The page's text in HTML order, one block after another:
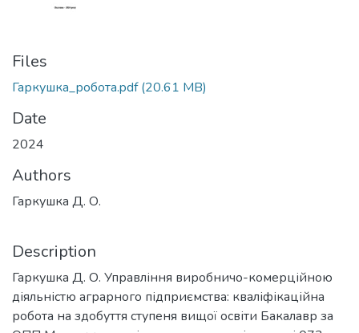
Files
Гаркушка_робота.pdf(20.61 MB)
Date
2024
Authors
Гаркушка Д. О.
Description
Гаркушка Д. О. Управління виробничо-комерційною
діяльністю аграрного підприємства: кваліфікаційна
робота на здобуття ступеня вищої освіти Бакалавр за